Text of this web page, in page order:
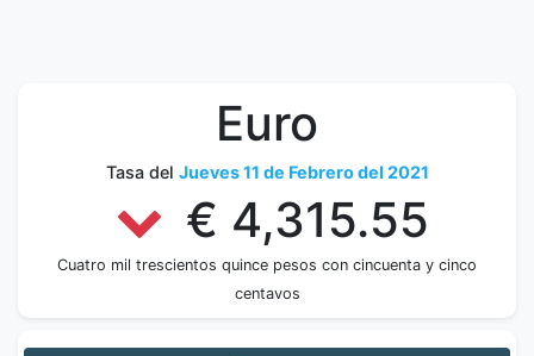
Euro
Tasa del Jueves 11 de Febrero del 2021
€ 4,315.55
Cuatro mil trescientos quince pesos con cincuenta y cinco
centavos